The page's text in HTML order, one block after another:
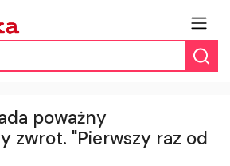
poważny
zwrot. "Pierwszy raz od